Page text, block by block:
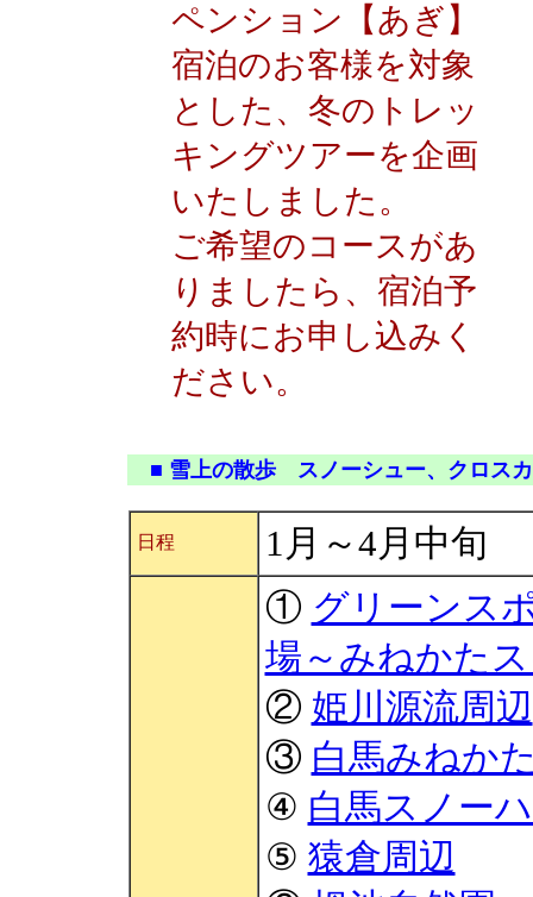
ペンション【あぎ】
宿泊のお客様を対象
とした、冬のトレッ
キングツアーを企画
いたしました。
ご希望のコースがあ
りましたら、宿泊予
約時にお申し込みく
ださい。
■ 雪上の散歩 スノーシュー、クロスカ
日程 1月～4月中旬
① グリーンス
場～みねかた
② 姫川源流周辺
③ 白馬みねか
④ 白馬スノー
⑤ 猿倉周辺